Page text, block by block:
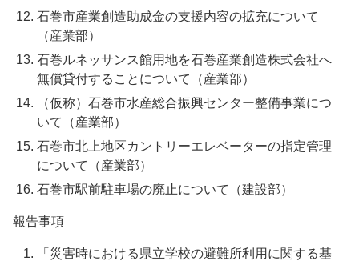
石巻市産業創造助成金の支援内容の拡充について
（産業部）
石巻ルネッサンス館用地を石巻産業創造株式会社へ
無償貸付することについて（産業部）
（仮称）石巻市水産総合振興センター整備事業につ
いて（産業部）
石巻市北上地区カントリーエレベーターの指定管理
について（産業部）
石巻市駅前駐車場の廃止について（建設部）
報告事項
「災害時における県立学校の避難所利用に関する基